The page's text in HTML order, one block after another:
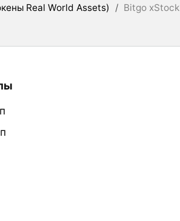
Real World Assets) / Bitgo xStock